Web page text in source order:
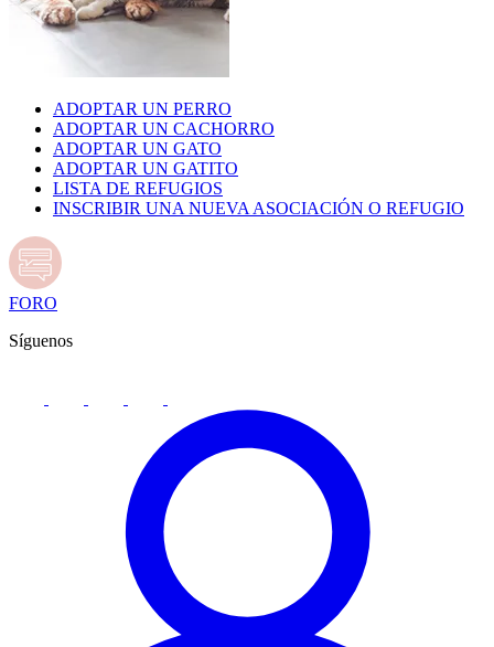
ADOPTAR UN PERRO
ADOPTAR UN CACHORRO
ADOPTAR UN GATO
ADOPTAR UN GATITO
LISTA DE REFUGIOS
INSCRIBIR UNA NUEVA ASOCIACIÓN O REFUGIO
FORO
Síguenos